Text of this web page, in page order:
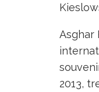
Asghar
2013,